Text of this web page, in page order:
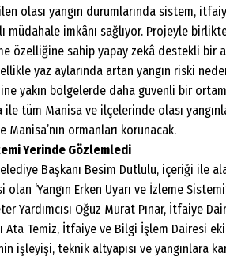
olası yangın durumlarında sistem,
müdahale imkânı sağlıyor. Projeyle
özelliğine sahip yapay zekâ destekli bir
yaz aylarında artan yangın riski
yakın bölgelerde daha güvenli bir
tüm Manisa ve ilçelerinde olası
ormanları korunacak.
Yerinde Gözlemledi
Başkanı Besim Dutlulu, içeriği ile
‘Yangın Erken Uyarı ve İzleme
Yardımcısı Oğuz Murat Pınar, İtfaiye
Ata Temiz, İtfaiye ve Bilgi İşlem Dairesi
işleyişi, teknik altyapısı ve yangınlara